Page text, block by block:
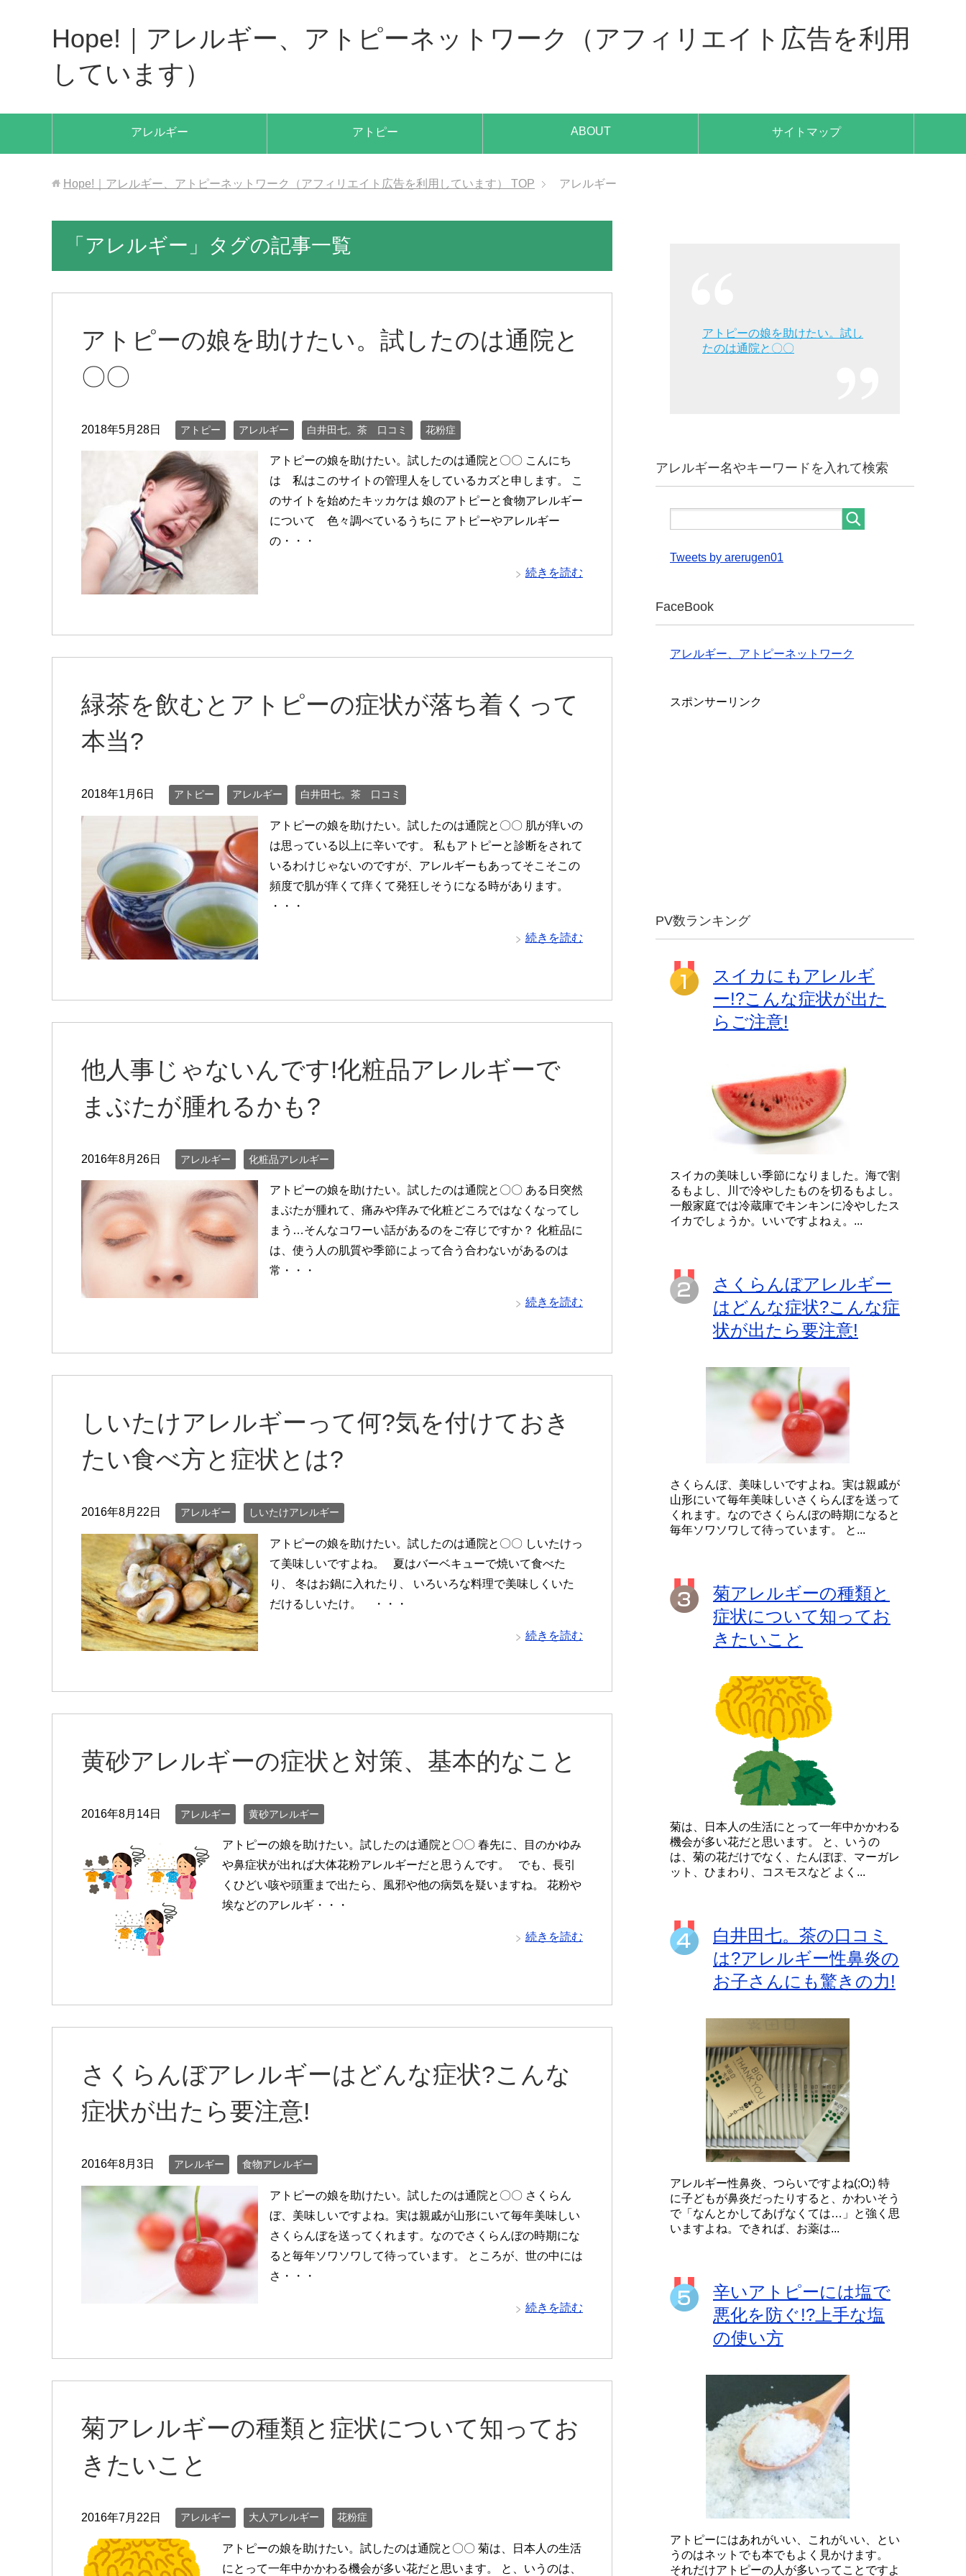
Hope!｜アレルギー、アトピーネットワーク（アフィリエイト広告を利用
しています）
アレルギー アトピー ABOUT サイトマップ
Hope!｜アレルギー、アトピーネットワーク（アフィリエイト広告を利用しています） TOP アレルギー
「アレルギー」タグの記事一覧
アトピーの娘を助けたい。試したのは通院と
〇〇
2018年5月28日 アトピー アレルギー 白井田七。茶 口コミ 花粉症
アトピーの娘を助けたい。試したのは通院と〇〇 こんにち
は 私はこのサイトの管理人をしているカズと申します。 こ
のサイトを始めたキッカケは 娘のアトピーと食物アレルギー
について 色々調べているうちに アトピーやアレルギー
の・・・
続きを読む
緑茶を飲むとアトピーの症状が落ち着くって
本当?
2018年1月6日 アトピー アレルギー 白井田七。茶 口コミ
アトピーの娘を助けたい。試したのは通院と〇〇 肌が痒いの
は思っている以上に辛いです。 私もアトピーと診断をされて
いるわけじゃないのですが、アレルギーもあってそこそこの
頻度で肌が痒くて痒くて発狂しそうになる時があります。
・・・
続きを読む
他人事じゃないんです!化粧品アレルギーで
まぶたが腫れるかも?
2016年8月26日 アレルギー 化粧品アレルギー
アトピーの娘を助けたい。試したのは通院と〇〇 ある日突然
まぶたが腫れて、痛みや痒みで化粧どころではなくなってし
まう…そんなコワーい話があるのをご存じですか？ 化粧品に
は、使う人の肌質や季節によって合う合わないがあるのは
常・・・
続きを読む
しいたけアレルギーって何?気を付けておき
たい食べ方と症状とは?
2016年8月22日 アレルギー しいたけアレルギー
アトピーの娘を助けたい。試したのは通院と〇〇 しいたけっ
て美味しいですよね。 夏はバーベキューで焼いて食べた
り、 冬はお鍋に入れたり、 いろいろな料理で美味しくいた
だけるしいたけ。 ・・・
続きを読む
黄砂アレルギーの症状と対策、基本的なこと
2016年8月14日 アレルギー 黄砂アレルギー
アトピーの娘を助けたい。試したのは通院と〇〇 春先に、目のかゆみ
や鼻症状が出れば大体花粉アレルギーだと思うんです。 でも、長引
くひどい咳や頭重まで出たら、風邪や他の病気を疑いますね。 花粉や
埃などのアレルギ・・・
続きを読む
さくらんぼアレルギーはどんな症状?こんな
症状が出たら要注意!
2016年8月3日 アレルギー 食物アレルギー
アトピーの娘を助けたい。試したのは通院と〇〇 さくらん
ぼ、美味しいですよね。実は親戚が山形にいて毎年美味しい
さくらんぼを送ってくれます。なのでさくらんぼの時期にな
ると毎年ソワソワして待っています。 ところが、世の中には
さ・・・
続きを読む
菊アレルギーの種類と症状について知ってお
きたいこと
2016年7月22日 アレルギー 大人アレルギー 花粉症
アトピーの娘を助けたい。試したのは通院と〇〇 菊は、日本人の生活
にとって一年中かかわる機会が多い花だと思います。 と、いうのは、
アトピーの娘を助けたい。試し
たのは通院と〇〇
アレルギー名やキーワードを入れて検索
Tweets by arerugen01
FaceBook
アレルギー、アトピーネットワーク
スポンサーリンク
PV数ランキング
スイカにもアレルギ
ー!?こんな症状が出た
らご注意!
スイカの美味しい季節になりました。海で割
るもよし、川で冷やしたものを切るもよし。
一般家庭では冷蔵庫でキンキンに冷やしたス
イカでしょうか。いいですよねぇ。...
さくらんぼアレルギー
はどんな症状?こんな症
状が出たら要注意!
さくらんぼ、美味しいですよね。実は親戚が
山形にいて毎年美味しいさくらんぼを送って
くれます。なのでさくらんぼの時期になると
毎年ソワソワして待っています。 と...
菊アレルギーの種類と
症状について知ってお
きたいこと
菊は、日本人の生活にとって一年中かかわる
機会が多い花だと思います。 と、いうの
は、菊の花だけでなく、たんぽぽ、マーガレ
ット、ひまわり、コスモスなど よく...
白井田七。茶の口コミ
は?アレルギー性鼻炎の
お子さんにも驚きの力!
アレルギー性鼻炎、つらいですよね(;O;) 特
に子どもが鼻炎だったりすると、かわいそう
で「なんとかしてあげなくては…」と強く思
いますよね。できれば、お薬は...
辛いアトピーには塩で
悪化を防ぐ!?上手な塩
の使い方
アトピーにはあれがいい、これがいい、とい
うのはネットでも本でもよく見かけます。
それだけアトピーの人が多いってことですよ